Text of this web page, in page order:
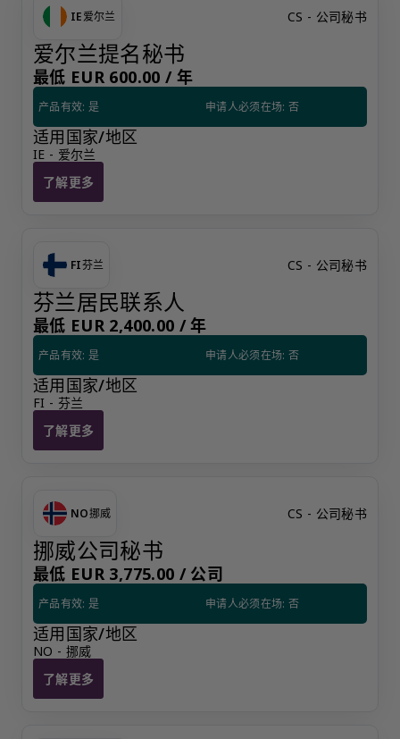
IE爱尔兰 CS - 公司秘书
爱尔兰提名秘书
最低 EUR 600.00 / 年
产品有效: 是 申请人必须在场: 否
适用国家/地区
IE - 爱尔兰
了解更多
爱尔兰提名秘书
FI芬兰 CS - 公司秘书
芬兰居民联系人
最低 EUR 2,400.00 /年
产品有效: 是 申请人必须在场: 否
适用国家/地区
FI - 芬兰
了解更多
芬兰居民联系人
NO挪威 CS - 公司秘书
挪威公司秘书
最低 EUR 3,775.00 /公司
产品有效: 是 申请人必须在场: 否
适用国家/地区
NO - 挪威
了解更多
挪威公司秘书